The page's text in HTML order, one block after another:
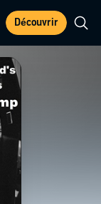
Découvrir